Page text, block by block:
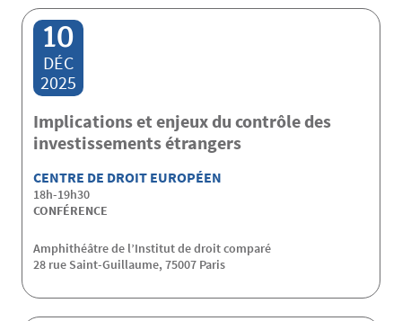
10
DÉC
2025
Implications et enjeux du contrôle des
investissements étrangers
CENTRE DE DROIT EUROPÉEN
18h-19h30
CONFÉRENCE
Amphithéâtre de l’Institut de droit comparé
28 rue Saint-Guillaume, 75007 Paris